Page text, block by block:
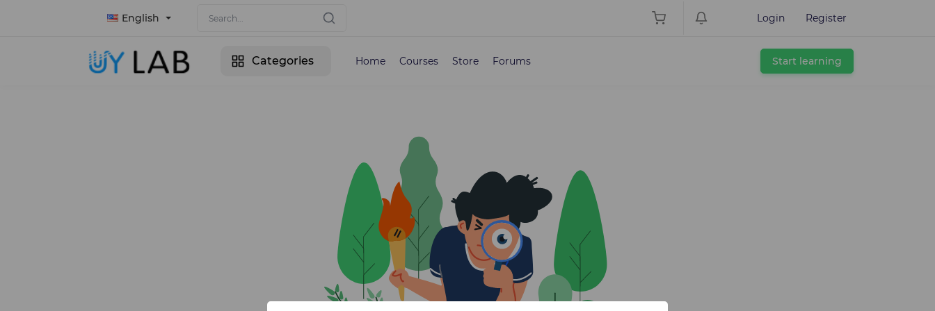
English Login Register
Categories Home Courses Store Forums Start learning